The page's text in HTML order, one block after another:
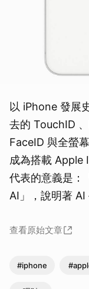
以 iPhone 發展
去的 TouchID
FaceID 與全螢
成為搭載 Apple
代表的意義是：
AI」，說明著 AI
查看原始文章
#iphone